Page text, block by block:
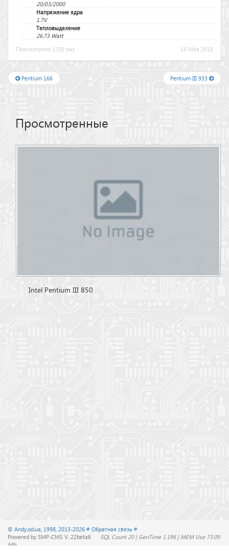
20/03/2000
Напряжение ядра
1.7V
Тепловыделение
26.73 Watt
Просмотрено 1230 раз
18 Мая 2018
Pentium 166 Pentium III 933
Просмотренные
Intel Pentium III 850
© Andy.od.ua, 1998, 2013-2026 # Обратная связь #
Powered by SMP-CMS V. 22beta6
SQL Count 20 | GenTime 1.196 | MEM Use 73.09
Mb